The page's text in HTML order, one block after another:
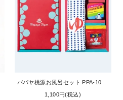
パパヤ桃源お風呂セット PPA-10
1,100円(税込)